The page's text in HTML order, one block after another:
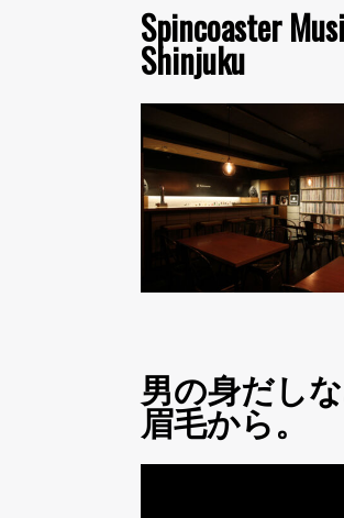
Spincoaster
Shinjuku
男の身だし
眉毛から。